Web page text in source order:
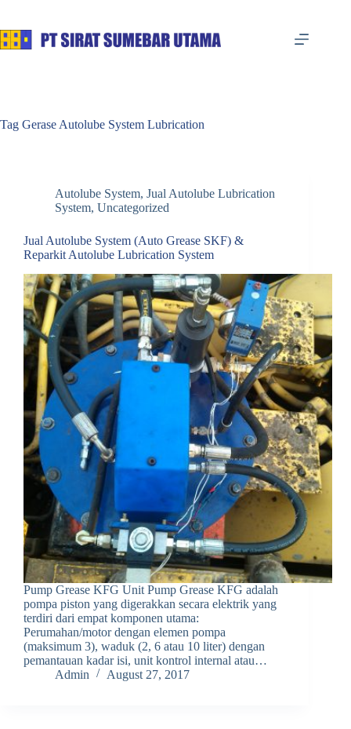
content
Tag Gerase Autolube System Lubrication
Autolube System, Jual Autolube Lubrication
System, Uncategorized
Jual Autolube System (Auto Grease SKF) &
Reparkit Autolube Lubrication System
Pump Grease KFG Unit Pump Grease KFG adalah
pompa piston yang digerakkan secara elektrik yang
terdiri dari empat komponen utama:
Perumahan/motor dengan elemen pompa
(maksimum 3), waduk (2, 6 atau 10 liter) dengan
pemantauan kadar isi, unit kontrol internal atau…
Admin
August 27, 2017